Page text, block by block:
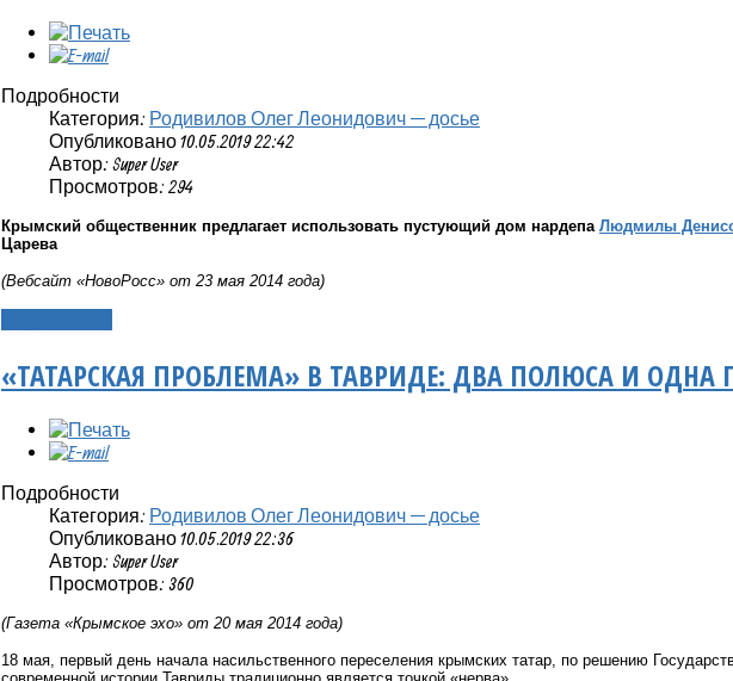
Подробности
Категория: Родивилов Олег Леонидович — досье
Опубликовано 10.05.2019 22:42
Автор: Super User
Просмотров: 294
Крымский общественник предлагает использовать пустующий дом нардепа Людмилы
Царева
(Вебсайт «НовоРосс» от 23 мая 2014 года)
«ТАТАРСКАЯ ПРОБЛЕМА» В ТАВРИДЕ: ДВА ПОЛЮСА И
Подробности
Категория: Родивилов Олег Леонидович — досье
Опубликовано 10.05.2019 22:36
Автор: Super User
Просмотров: 360
(Газета «Крымское эхо» от 20 мая 2014 года)
18 мая, первый день начала насильственного переселения крымских татар, по решению